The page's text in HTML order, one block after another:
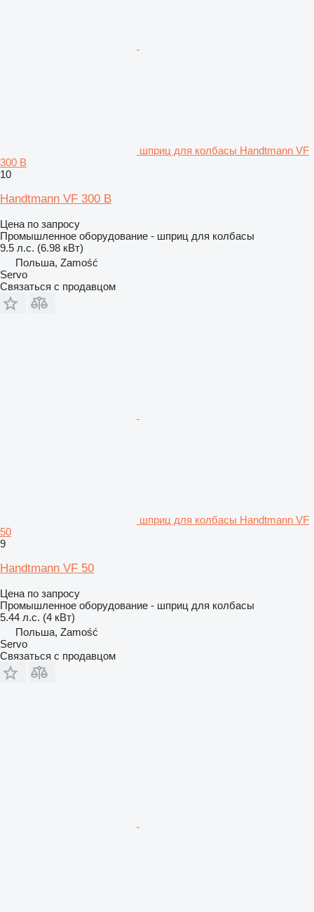
шприц для колбасы Handtmann VF
300 B
10
Handtmann VF 300 B
Цена по запросу
Промышленное оборудование - шприц для колбасы
9.5 л.с. (6.98 кВт)
Польша, Zamość
Servo
Связаться с продавцом
шприц для колбасы Handtmann VF
50
9
Handtmann VF 50
Цена по запросу
Промышленное оборудование - шприц для колбасы
5.44 л.с. (4 кВт)
Польша, Zamość
Servo
Связаться с продавцом